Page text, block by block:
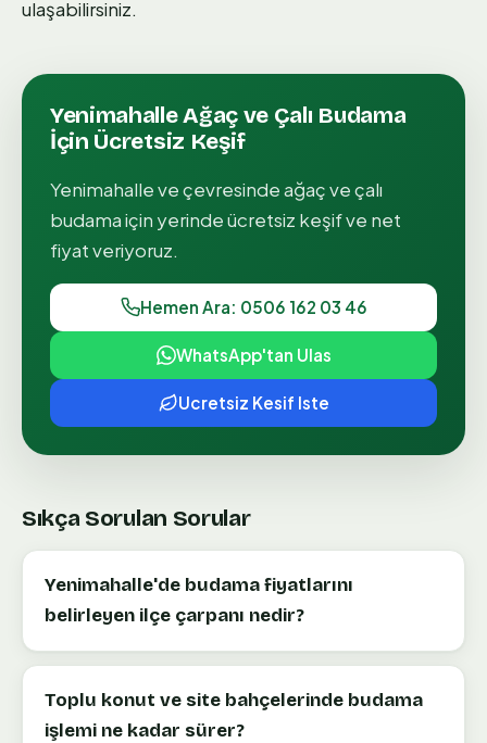
ulaşabilirsiniz.
YenimahalleAğaç ve Çalı Budama
İçin Ücretsiz Keşif
Yenimahalleve çevresindeağaç ve çalı
budamaiçin yerinde ücretsiz keşif ve net
fiyat veriyoruz.
Hemen Ara: 0506 162 03 46
WhatsApp'tan Ulas
Ucretsiz Kesif Iste
Sıkça Sorulan Sorular
Yenimahalle'de budama fiyatlarını
belirleyen ilçe çarpanı nedir?
Toplu konut ve site bahçelerinde budama
işlemi ne kadar sürer?